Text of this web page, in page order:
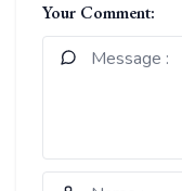
Your Comment: